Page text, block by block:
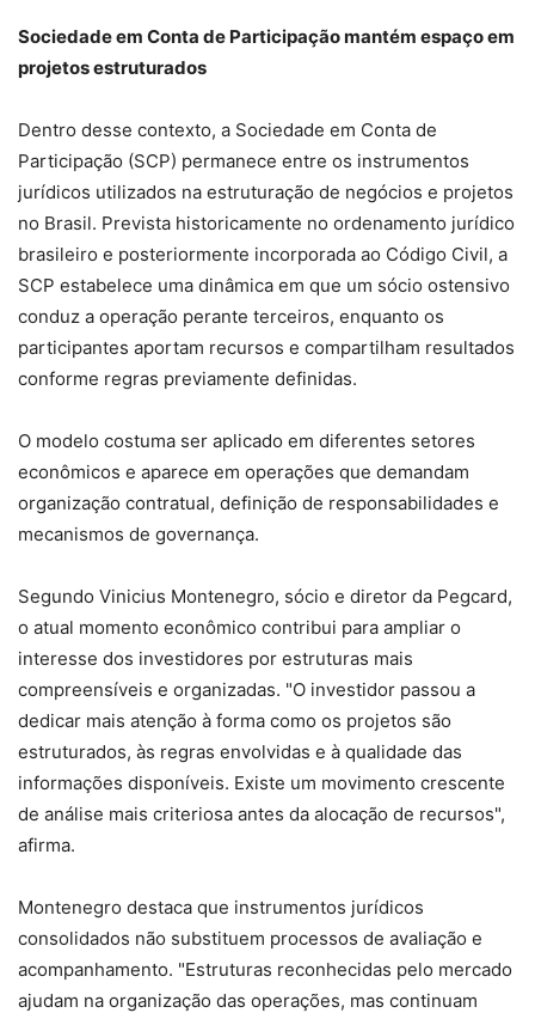
Sociedade em Conta de Participação mantém espaço em
projetos estruturados
Dentro desse contexto, a Sociedade em Conta de
Participação (SCP) permanece entre os instrumentos
jurídicos utilizados na estruturação de negócios e projetos
no Brasil. Prevista historicamente no ordenamento jurídico
brasileiro e posteriormente incorporada ao Código Civil, a
SCP estabelece uma dinâmica em que um sócio ostensivo
conduz a operação perante terceiros, enquanto os
participantes aportam recursos e compartilham resultados
conforme regras previamente definidas.
O modelo costuma ser aplicado em diferentes setores
econômicos e aparece em operações que demandam
organização contratual, definição de responsabilidades e
mecanismos de governança.
Segundo Vinicius Montenegro, sócio e diretor da Pegcard,
o atual momento econômico contribui para ampliar o
interesse dos investidores por estruturas mais
compreensíveis e organizadas. "O investidor passou a
dedicar mais atenção à forma como os projetos são
estruturados, às regras envolvidas e à qualidade das
informações disponíveis. Existe um movimento crescente
de análise mais criteriosa antes da alocação de recursos",
afirma.
Montenegro destaca que instrumentos jurídicos
consolidados não substituem processos de avaliação e
acompanhamento. "Estruturas reconhecidas pelo mercado
ajudam na organização das operações, mas continuam